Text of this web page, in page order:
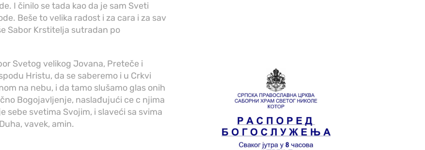
I činilo se tada kao da je sam Sveti
Beše to velika radost i za cara i za sav
Sabor Krstitelja sutradan po
Svetog velikog Jovana, Preteče i
Hristu, da se saberemo i u Crkvi
na nebu, i da tamo slušamo glas onih
Bogojavljenje, naslađujući ce c njima
sebe svetima Svojim, i slaveći sa svima
vavek, amin.